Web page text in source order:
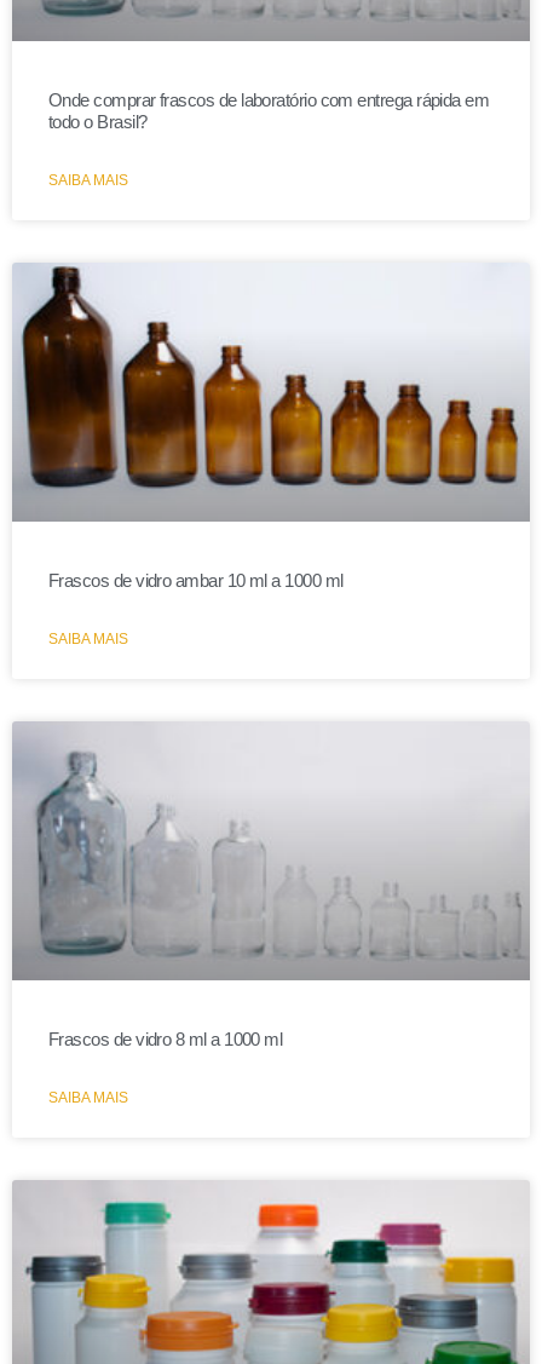
Onde comprar frascos de laboratório com entrega rápida em
todo o Brasil?
SAIBA MAIS
Frascos de vidro ambar 10 ml a 1000 ml
SAIBA MAIS
Frascos de vidro 8 ml a 1000 ml
SAIBA MAIS